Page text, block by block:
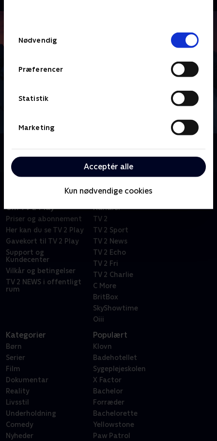
Nødvendig
Præferencer
Statistik
Marketing
Acceptér alle
Kun nødvendige cookies
Se højdepunkter fra vinter-OL i Milano Cortina.
Om TV 2 Play
Priser og abonnement
Her kan du se TV 2 Play
Gavekort til TV 2 Play
Support og
Kundecenter
Vilkår og betingelser
TV 2 NEWS i offentligt
rum
Kanaler
TV 2
TV 2 Sport
TV 2 News
TV 2 Echo
TV 2 Fri
TV 2 Charlie
C More
BritBox
SkyShowtime
Oiii
Kategorier
Børn
Serier
Film
Dokumentar
Reality
Livsstil
Underholdning
Comedy
Nyheder
Populært
Klovn
Badehotellet
Sygeplejeskolen
X Factor
Bachelor
Forræder
Bachelorette
Yellowstone
Paw Patrol